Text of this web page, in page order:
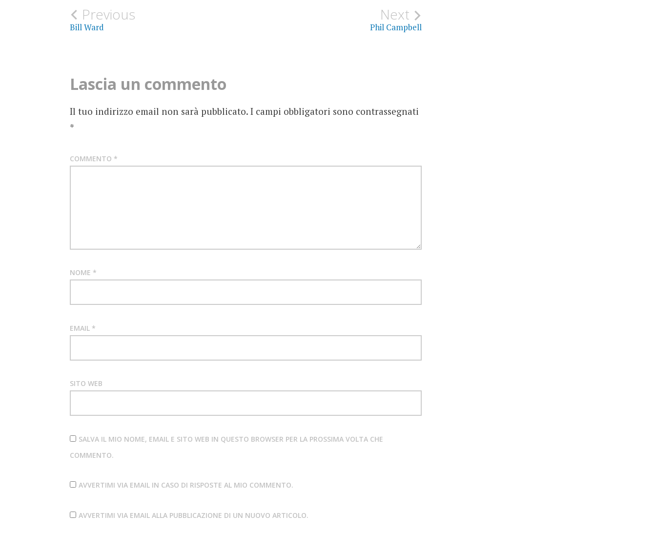
KEITH
RICHARDS
STONES
Post
Previous
Bill Ward
Next
Phil Campbell
Lascia un commento
Il tuo indirizzo email non sarà pubblicato. I campi obbligatori sono contrassegnati
*
COMMENTO *
NOME *
EMAIL *
SITO WEB
SALVA IL MIO NOME, EMAIL E SITO WEB IN QUESTO BROWSER PER LA PROSSIMA VOLTA CHE
COMMENTO.
AVVERTIMI VIA EMAIL IN CASO DI RISPOSTE AL MIO COMMENTO.
AVVERTIMI VIA EMAIL ALLA PUBBLICAZIONE DI UN NUOVO ARTICOLO.